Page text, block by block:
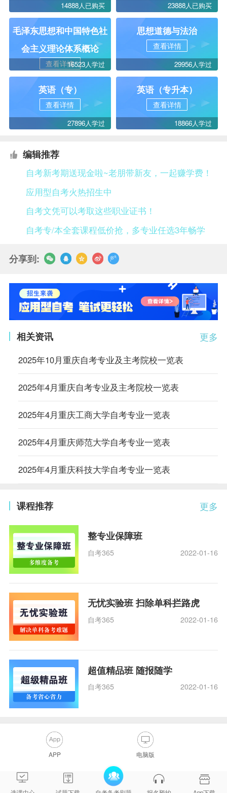
14888人已购买 23888人已购买
毛泽东思想和中国特色社
会主义理论体系概论
查看详情16523人学过
思想道德与法治
查看详情
29956人学过
英语（专）
查看详情
27896人学过
英语（专升本）
查看详情
18866人学过
编辑推荐
自考新考期送现金啦~老朋带新友，一起赚学费！
应用型自考火热招生中
自考文凭可以考取这些职业证书！
自考专/本全套课程低价抢，多专业任选3年畅学
分享到:
更多
相关资讯
2025年10月重庆自考专业及主考院校一览表
2025年4月重庆自考专业及主考院校一览表
2025年4月重庆工商大学自考专业一览表
2025年4月重庆师范大学自考专业一览表
2025年4月重庆科技大学自考专业一览表
更多
课程推荐
整专业保障班
自考365 2022-01-16
无忧实验班 扫除单科拦路虎
自考365 2022-01-16
超值精品班 随报随学
自考365 2022-01-16
APP 电脑版